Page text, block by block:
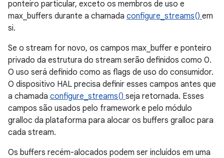
ponteiro particular, exceto os membros de uso e
max_buffers durante a chamada configure_streams() em
si.
Se o stream for novo, os campos max_buffer e ponteiro
privado da estrutura do stream serão definidos como 0.
O uso será definido como as flags de uso do consumidor.
O dispositivo HAL precisa definir esses campos antes que
a chamada configure_streams() seja retornada. Esses
campos são usados pelo framework e pelo módulo
gralloc da plataforma para alocar os buffers gralloc para
cada stream.
Os buffers recém-alocados podem ser incluídos em uma